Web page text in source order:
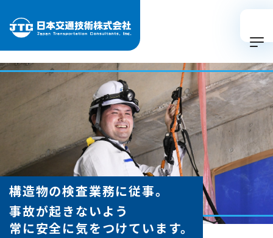
構造物の検査業務に従事。
事故が起きないよう
常に安全に気をつけています。